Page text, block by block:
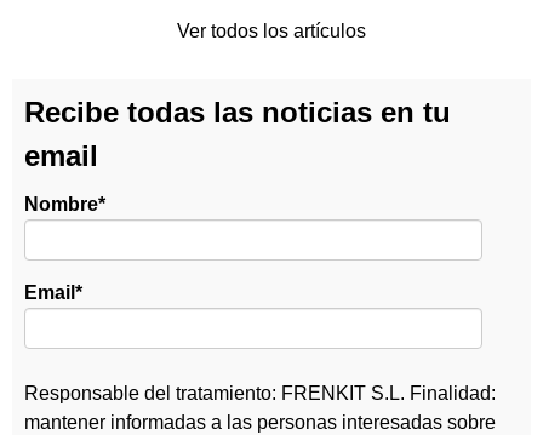
Ver todos los artículos
Recibe todas las noticias en tu
email
Nombre*
Email *
Responsable del tratamiento: FRENKIT S.L. Finalidad:
mantener informadas a las personas interesadas sobre